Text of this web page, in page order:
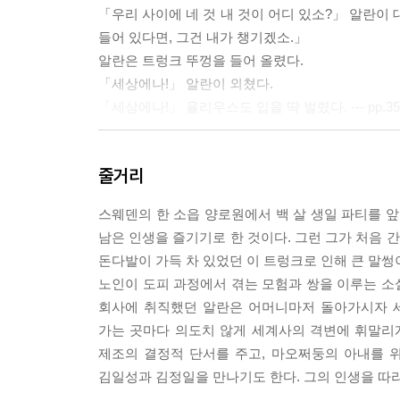
「우리 사이에 네 것 내 것이 어디 있소?」 알란
들어 있다면, 그건 내가 챙기겠소.」
알란은 트렁크 뚜껑을 들어 올렸다.
「세상에나!」 알란이 외쳤다.
거의 무아지경 상태에서 미합중국 대통령에게 자
게 전화를 거는 데 필요한 시간이었다.
첫째, 즉각 알란 칼손에게 외교관 여권을 발급할 것.
둘째, 칼손 씨가 조속히 귀국할 수 있게 조치할 것.
「하지만 이분은 주민 등록 번호도 없는걸요.」 제
「그 문제는 제3서기관이 알아서 해결하도록 하
「하지만 제4서기관 같은 것은 없는데요. 제5서
「그렇다면 결론이 뭐겠소?」 --- p.234
줄거리
스웨덴의 한 소읍 양로원에서 백 살 생일 파티를
남은 인생을 즐기기로 한 것이다. 그런 그가 처음
돈다발이 가득 차 있었던 이 트렁크로 인해 큰 말썽
노인이 도피 과정에서 겪는 모험과 쌍을 이루는
회사에 취직했던 알란은 어머니마저 돌아가시
가는 곳마다 의도치 않게 세계사의 격변에 휘말
제조의 결정적 단서를 주고, 마오쩌둥의 아내를
김일성과 김정일을 만나기도 한다. 그의 인생을